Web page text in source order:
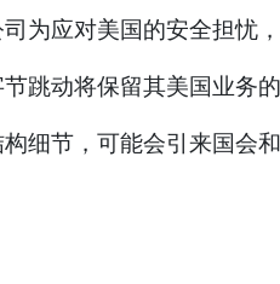
为应对美国的安全担忧
跳动将保留其美国业务
细节，可能会引来国会